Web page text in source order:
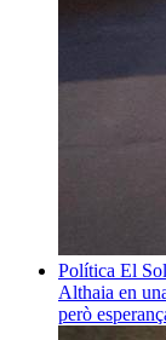
Política El
Althaia en
però